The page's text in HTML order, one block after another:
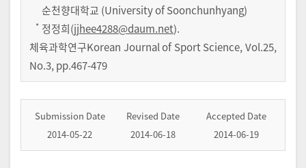
순천향대학교 (University of Soonchunhyang)
* 정정희(jjhee4288@daum.net).
체육과학연구Korean Journal of Sport Science,Vol.25,
No.3,pp.467-479
Submission Date
2014-05-22
Revised Date
2014-06-18
Accepted Date
2014-06-19